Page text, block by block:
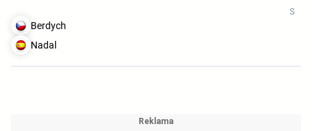
Berdych
Nadal